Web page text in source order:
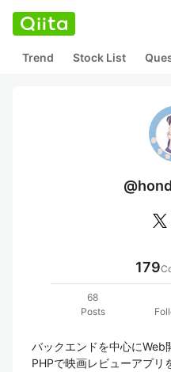
Trend Stock List
179
68
Posts
バックエンドを中心にWeb
PHPで映画レビューアプ